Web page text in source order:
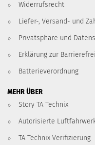
Widerrufsrecht
Liefer-, Versand- und
Privatsphäre und
Erklärung zur
Batterieverordnung
MEHR ÜBER
Story TA Technix
Autorisierte
TA Technix Verifizierung